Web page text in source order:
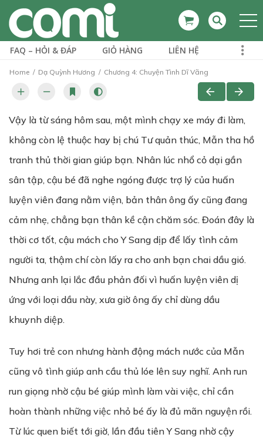
FAQ – HỎI & ĐÁP GIỎ HÀNG LIÊN HỆ
Home Dạ Quỳnh Hương Chương 4: Chuyện Tình Dĩ Vãng
Vậy là từ sáng hôm sau, một mình chạy xe máy đi làm,
không còn lệ thuộc hay bị chú Tư quản thúc, Mẫn tha hồ
tranh thủ thời gian giúp bạn. Nhân lúc nhổ cỏ dại gần
sân tập, cậu bé đã nghe ngóng được trợ lý của huấn
luyện viên đang nằm viện, bản thân ông ấy cũng đang
cảm nhẹ, chẳng bạn thân kề cận chăm sóc. Đoán đây là
thời cơ tốt, cậu mách cho Y Sang dịp để lấy tình cảm
người ta, thậm chí còn lấy ra cho anh bạn chai dầu gió.
Nhưng anh lại lắc đầu phản đối vì huấn luyện viên dị
ứng với loại dầu này, xưa giờ ông ấy chỉ dùng dầu
khuynh diệp.
Tuy hơi trẻ con nhưng hành động mách nước của Mẫn
cũng vô tình giúp anh cầu thủ lóe lên suy nghĩ. Anh run
run giọng nhờ cậu bé giúp mình làm vài việc, chỉ cần
hoàn thành những việc nhỏ bé ấy là đủ mãn nguyện rồi.
Từ lúc quen biết tới giờ, lần đầu tiên Y Sang nhờ cậy